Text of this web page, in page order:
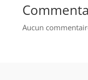
Aucun